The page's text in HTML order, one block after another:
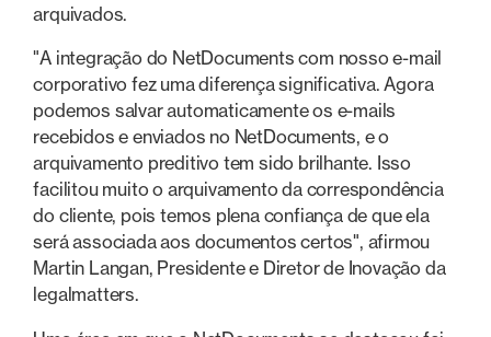
arquivados.
"A integração do NetDocuments com nosso e-mail
corporativo fez uma diferença significativa. Agora
podemos salvar automaticamente os e-mails
recebidos e enviados no NetDocuments, e o
arquivamento preditivo tem sido brilhante. Isso
facilitou muito o arquivamento da correspondência
do cliente, pois temos plena confiança de que ela
será associada aos documentos certos", afirmou
Martin Langan, Presidente e Diretor de Inovação da
legalmatters.